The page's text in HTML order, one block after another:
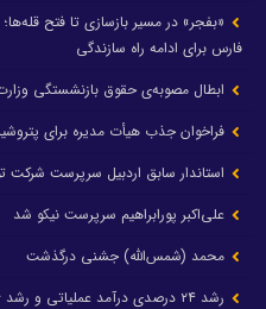
«بفجر» در مسیر بازسازی تا فتح
فارس برای ادامه راه سازندگی
ابطال مصوبه‌ی حقوق بازنشستگی
فراخوان جذب هیأت مدیره برای
استاندار سابق اردبیل سرپرست شرکت
علی‌اکبر پورابراهیم سرپرست نیکو شد
محمد (شمس‌الله) جشنی درگذشت